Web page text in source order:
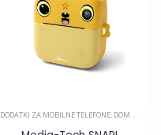
,MOBILNA FOTOGRAFIJA
DODATKI ZA MOBILNE TELEFONE, DOM IN OPREMA